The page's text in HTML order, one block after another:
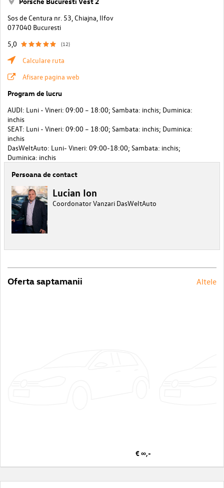
Sos de Centura nr. 53, Chiajna, Ilfov
077040 Bucuresti
5,0
(12)
Calculare ruta
Afisare pagina web
Program de lucru
AUDI: Luni - Vineri: 09:00 – 18:00; Sambata: inchis; Duminica:
inchis
SEAT: Luni - Vineri: 09:00 – 18:00; Sambata: inchis; Duminica:
inchis
DasWeltAuto: Luni- Vineri: 09:00-18:00; Sambata: inchis;
Duminica: inchis
Persoana de contact
Lucian Ion
Coordonator Vanzari DasWeltAuto
Oferta saptamanii Altele
€ ∞,-